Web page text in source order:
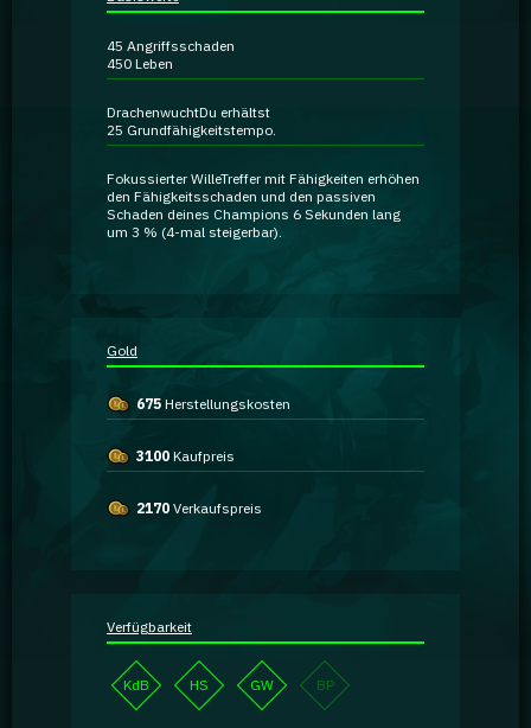
45 Angriffsschaden
450 Leben
DrachenwuchtDu erhältst
25 Grundfähigkeitstempo.
Fokussierter WilleTreffer mit Fähigkeiten erhöhen
den Fähigkeitsschaden und den passiven
Schaden deines Champions 6 Sekunden lang
um 3 % (4-mal steigerbar).
Gold
675 Herstellungskosten
3100 Kaufpreis
2170 Verkaufspreis
Verfügbarkeit
KdB HS GW BP